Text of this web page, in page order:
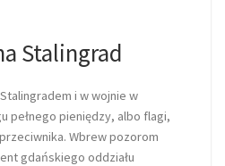
Stalingrad
i w wojnie w
pełnego pieniędzy, albo flagi,
Wbrew pozorom
gdańskiego oddziału